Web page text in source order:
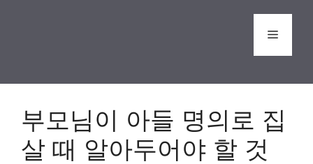
Menu
부모님이 아들 명의로 집
살 때 알아두어야 할 것